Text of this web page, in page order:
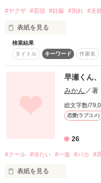
元カノの存在……
2011.6.15〜2011.10.1
感想ノート・本棚in
  それは今も変わらない
#ヤクザ #若頭 #妊娠 #別れ #夫
表紙を見る
大切な人はヤクザだった。
幸せだった毎日にも、ある
                                  ×
検索結果
タイトル
キーワード 作家名
早瀬くん
みかん ／著
総文字数/
恋愛(ラブコメ)
26
#クール #冷たい #一途 #バカ #
表紙を見る